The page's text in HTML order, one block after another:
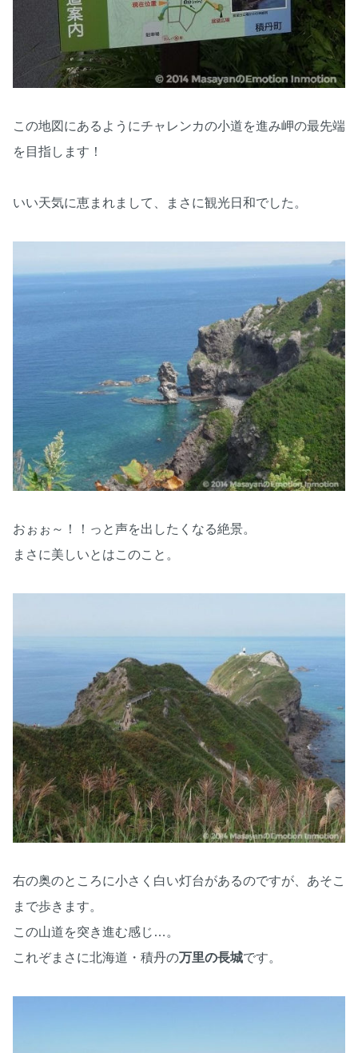
この地図にあるようにチャレンカの小道を進み岬の最先端
を目指します！
いい天気に恵まれまして、まさに観光日和でした。
おぉぉ～！！っと声を出したくなる絶景。
まさに美しいとはこのこと。
右の奥のところに小さく白い灯台があるのですが、あそこ
まで歩きます。
この山道を突き進む感じ…。
これぞまさに北海道・積丹の万里の長城です。